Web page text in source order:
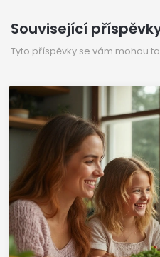
Související
Tyto příspěvky se vám mohou